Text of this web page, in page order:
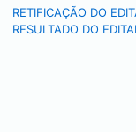
RETIFICAÇÃO DO
RESULTADO DO